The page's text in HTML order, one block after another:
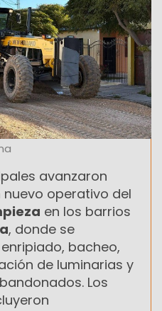
avanzaron
operativo del
en los barrios
, donde se
bacheo,
de luminarias y
Los